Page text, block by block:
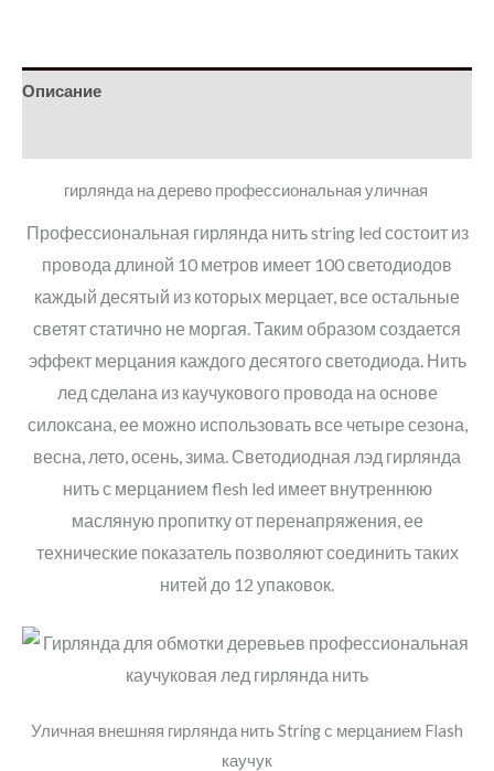
Описание
гирлянда на дерево профессиональная уличная
Профессиональная гирлянда нить string led состоит из
провода длиной 10 метров имеет 100 светодиодов
каждый десятый из которых мерцает, все остальные
светят статично не моргая. Таким образом создается
эффект мерцания каждого десятого светодиода. Нить
лед сделана из каучукового провода на основе
силоксана, ее можно использовать все четыре сезона,
весна, лето, осень, зима. Светодиодная лэд гирлянда
нить с мерцанием flesh led имеет внутреннюю
масляную пропитку от перенапряжения, ее
технические показатель позволяют соединить таких
нитей до 12 упаковок.
Уличная внешняя гирлянда нить String с мерцанием Flash
каучук